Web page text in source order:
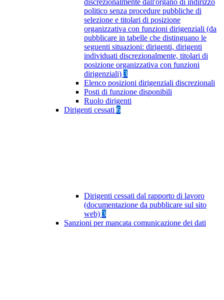
discrezionalmente dall'organo di indirizzo
politico senza procedure pubbliche di
selezione e titolari di posizione
organizzativa con funzioni dirigenziali (da
pubblicare in tabelle che distinguano le
seguenti situazioni: dirigenti, dirigenti
individuati discrezionalmente, titolari di
posizione organizzativa con funzioni
dirigenziali) 3
Elenco posizioni dirigenziali discrezionali
Posti di funzione disponibili
Ruolo dirigenti
Dirigenti cessati 6
Dirigenti cessati dal rapporto di lavoro
(documentazione da pubblicare sul sito
web) 3
Sanzioni per mancata comunicazione dei dati